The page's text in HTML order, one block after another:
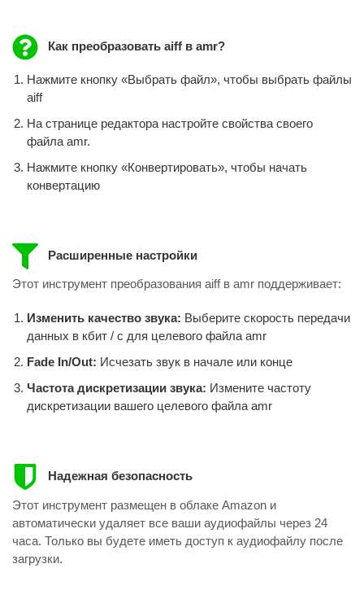
Как преобразовать aiff в amr?
Нажмите кнопку «Выбрать файл», чтобы выбрать файлы
aiff
На странице редактора настройте свойства своего
файла amr.
Нажмите кнопку «Конвертировать», чтобы начать
конвертацию
Расширенные настройки
Этот инструмент преобразования aiff в amr поддерживает:
Изменить качество звука: Выберите скорость передачи
данных в кбит / с для целевого файла amr
Fade In/Out: Исчезать звук в начале или конце
Частота дискретизации звука: Измените частоту
дискретизации вашего целевого файла amr
Надежная безопасность
Этот инструмент размещен в облаке Amazon и
автоматически удаляет все ваши аудиофайлы через 24
часа. Только вы будете иметь доступ к аудиофайлу после
загрузки.